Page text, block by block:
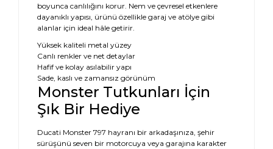
boyunca canlılığını korur. Nem ve çevresel etkenlere
dayanıklı yapısı, ürünü özellikle garaj ve atölye gibi
alanlar için ideal hâle getirir.
Yüksek kaliteli metal yüzey
Canlı renkler ve net detaylar
Hafif ve kolay asılabilir yapı
Sade, kaslı ve zamansız görünüm
Monster Tutkunları İçin
Şık Bir Hediye
Ducati Monster 797 hayranı bir arkadaşınıza, şehir
sürüşünü seven bir motorcuya veya garajına karakter